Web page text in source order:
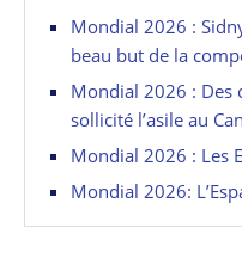
Mondial 2026 :
beau but de la
Mondial 2026 : Des
sollicité l’asile au
Mondial 2026 : Les
Mondial 2026: